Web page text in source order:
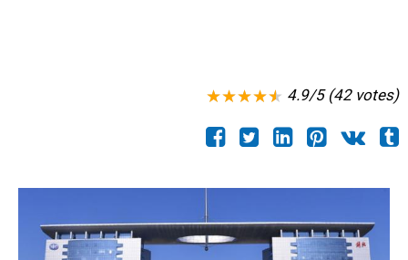
4.9/5 (42 votes)